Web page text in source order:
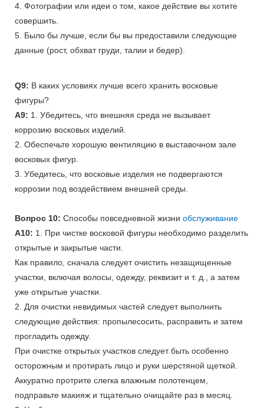
4. Фотографии или идеи о том, какое действие вы хотите
совершить.
5. Было бы лучше, если бы вы предоставили следующие
данные (рост, обхват груди, талии и бедер).
Q9: В каких условиях лучше всего хранить восковые
фигуры?
A9: 1. Убедитесь, что внешняя среда не вызывает
коррозию восковых изделий.
2. Обеспечьте хорошую вентиляцию в выставочном зале
восковых фигур.
3. Убедитесь, что восковые изделия не подвергаются
коррозии под воздействием внешней среды.
Вопрос 10: Способы повседневной жизни обслуживание
A10: 1. При чистке восковой фигуры необходимо разделить
открытые и закрытые части.
Как правило, сначала следует очистить незащищенные
участки, включая волосы, одежду, реквизит и т. д., а затем
уже открытые участки.
2. Для очистки невидимых частей следует выполнить
следующие действия: пропылесосить, расправить и затем
прогладить одежду.
При очистке открытых участков следует быть особенно
осторожным и протирать лицо и руки шерстяной щеткой.
Аккуратно протрите слегка влажным полотенцем,
подправьте макияж и тщательно очищайте раз в месяц.